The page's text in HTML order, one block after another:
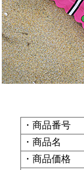
・商品番号
・商品名
・商品価格